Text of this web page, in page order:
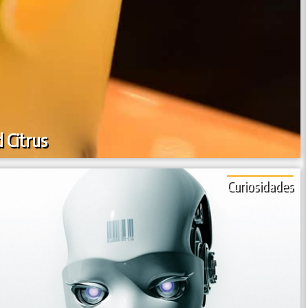
Citrus
Curiosidades